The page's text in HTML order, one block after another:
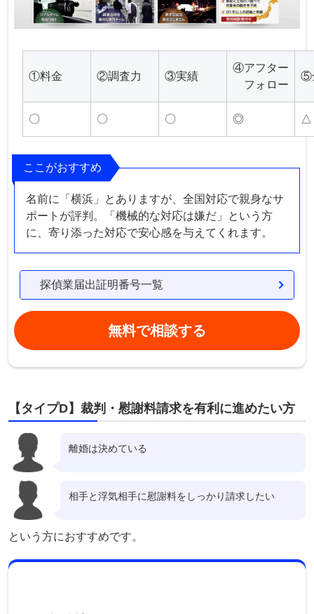
①料金 ②調査力 ③実績
④アフター
フォロー
⑤
〇 〇 〇 ◎ △
ここがおすすめ
名前に「横浜」とありますが、全国対応で親身なサ
ポートが評判。「機械的な対応は嫌だ」という方
に、寄り添った対応で安心感を与えてくれます。
探偵業届出証明番号一覧
無料で相談する
【タイプD】裁判・慰謝料請求を有利に進めたい方
離婚は決めている
相手と浮気相手に慰謝料をしっかり請求したい
という方におすすめです。